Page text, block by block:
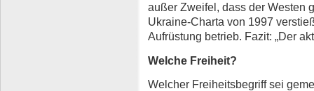
außer Zweifel, dass der Westen
Ukraine-Charta von 1997
Aufrüstung betrieb. Fazit: „Der
Welche Freiheit?
Welcher Freiheitsbegriff sei